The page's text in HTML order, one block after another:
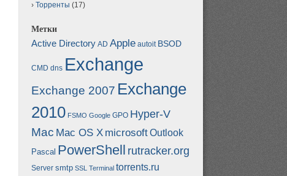
Торренты (17)
Метки
Active Directory AD Apple autoit BSOD
CMD dns Exchange
Exchange 2007 Exchange
2010 FSMO Google GPO Hyper-V
Mac Mac OS X microsoftOutlook
Pascal PowerShell rutracker.org
Server smtp SSL Terminal torrents.ru